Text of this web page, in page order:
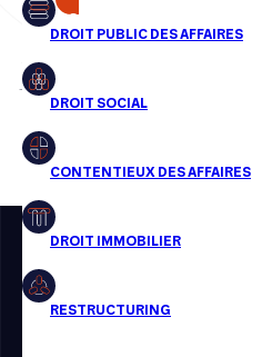
Droit public des affaires
Droit social
Droit immobilier
Restructuring
transactions,
jour
Aucun résultats pour cette recherche